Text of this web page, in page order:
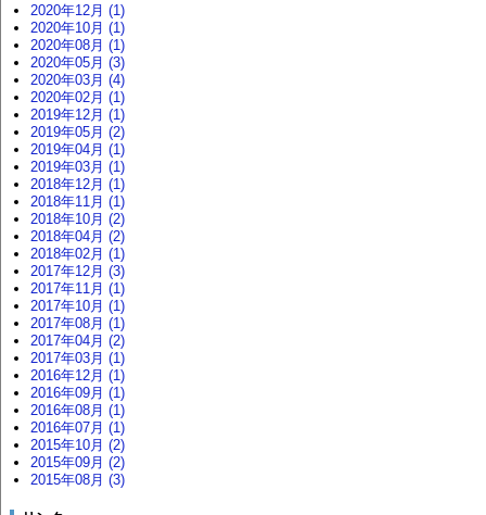
2020年12月 (1)
2020年10月 (1)
2020年08月 (1)
2020年05月 (3)
2020年03月 (4)
2020年02月 (1)
2019年12月 (1)
2019年05月 (2)
2019年04月 (1)
2019年03月 (1)
2018年12月 (1)
2018年11月 (1)
2018年10月 (2)
2018年04月 (2)
2018年02月 (1)
2017年12月 (3)
2017年11月 (1)
2017年10月 (1)
2017年08月 (1)
2017年04月 (2)
2017年03月 (1)
2016年12月 (1)
2016年09月 (1)
2016年08月 (1)
2016年07月 (1)
2015年10月 (2)
2015年09月 (2)
2015年08月 (3)